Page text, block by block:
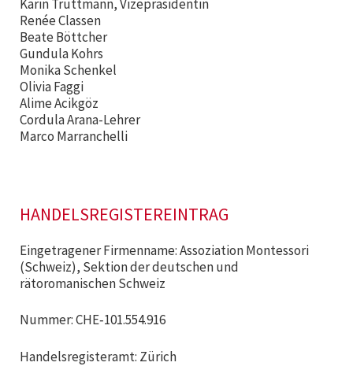
Karin Truttmann, Vizepräsidentin
Renée Classen
Beate Böttcher
Gundula Kohrs
Monika Schenkel
Olivia Faggi
Alime Acikgöz
Cordula Arana-Lehrer
Marco Marranchelli
HANDELSREGISTEREINTRAG
Eingetragener Firmenname: Assoziation Montessori
(Schweiz), Sektion der deutschen und
rätoromanischen Schweiz
Nummer: CHE‑101.554.916
Handelsregisteramt: Zürich